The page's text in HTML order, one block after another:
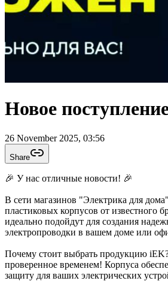
Новое
26 November 2025, 03:56
Share
🎉 У нас отличные новости! 🎉
В сети магазинов "Электрика для дома" новое
пластиковых корпусов от известного
идеально подойдут для создания
электропроводки в вашем доме или
Почему стоит выбрать продукцию
проверенное временем! Корпуса
защиту для ваших электрических